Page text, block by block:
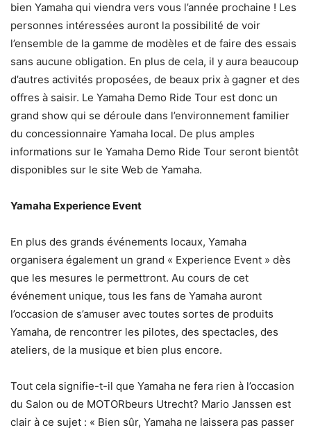
bien Yamaha qui viendra vers vous l’année prochaine ! Les
personnes intéressées auront la possibilité de voir
l’ensemble de la gamme de modèles et de faire des essais
sans aucune obligation. En plus de cela, il y aura beaucoup
d’autres activités proposées, de beaux prix à gagner et des
offres à saisir. Le Yamaha Demo Ride Tour est donc un
grand show qui se déroule dans l’environnement familier
du concessionnaire Yamaha local. De plus amples
informations sur le Yamaha Demo Ride Tour seront bientôt
disponibles sur le site Web de Yamaha.
Yamaha Experience Event
En plus des grands événements locaux, Yamaha
organisera également un grand « Experience Event » dès
que les mesures le permettront. Au cours de cet
événement unique, tous les fans de Yamaha auront
l’occasion de s’amuser avec toutes sortes de produits
Yamaha, de rencontrer les pilotes, des spectacles, des
ateliers, de la musique et bien plus encore.
Tout cela signifie-t-il que Yamaha ne fera rien à l’occasion
du Salon ou de MOTORbeurs Utrecht? Mario Janssen est
clair à ce sujet : « Bien sûr, Yamaha ne laissera pas passer